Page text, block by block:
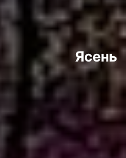
Ясень